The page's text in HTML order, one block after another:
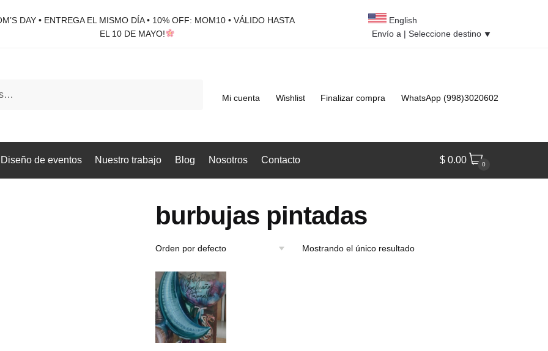
DAY • ENTREGA EL MISMO DÍA • 10% OFF: MOM10 • VÁLIDO HASTA
EL 10 DE MAYO!
English
Envío a | Seleccione destino ⯆
Mi cuenta Wishlist Finalizar compra WhatsApp (998)3020602
de eventos Nuestro trabajo Blog Nosotros Contacto $ 0.00 0
burbujas pintadas
Mostrando el único resultado